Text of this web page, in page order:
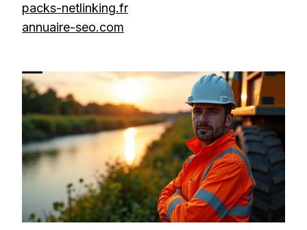
packs-netlinking.fr
annuaire-seo.com